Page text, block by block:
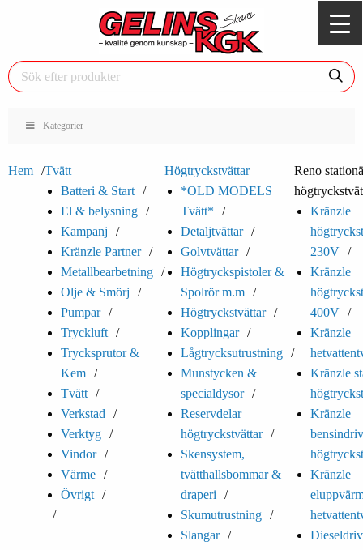
Kategorier
Hem
Tvätt
Batteri & Start
El & belysning
Kampanj
Kränzle Partner
Metallbearbetning
Olje & Smörj
Pumpar
Tryckluft
Trycksprutor &
Kem
Tvätt
Verkstad
Verktyg
Vindor
Värme
Övrigt
Högtryckstvättar
*OLD MODELS
Tvätt*
Detaljtvättar
Golvtvättar
Högtryckspistoler &
Spolrör m.m
Högtryckstvättar
Kopplingar
Lågtrycksutrustning
Munstycken &
specialdysor
Reservdelar
högtryckstvättar
Skensystem,
tvätthallsbommar &
draperi
Skumutrustning
Slangar
Reno
Kränzle
230V
Kränzle
400V
Kränzle
Kränzle
Kränzle
Kränzle